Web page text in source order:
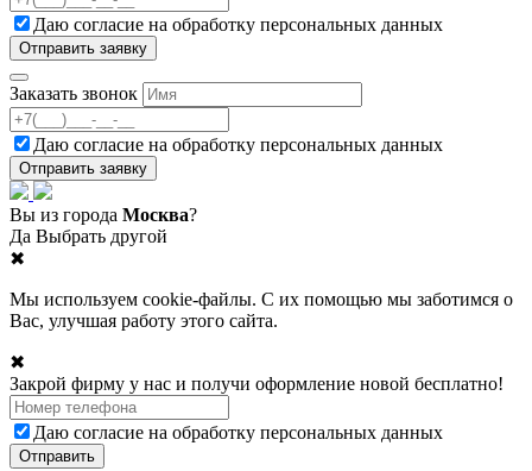
Даю согласие на обработку персональных данных
Заказать звонок
Даю согласие на обработку персональных данных
Вы из города Москва?
Да Выбрать другой
✖
Мы используем cookie-файлы. С их помощью мы заботимся о
Вас, улучшая работу этого сайта.
✖
Закрой фирму у нас и получи оформление новой бесплатно!
Даю согласие на обработку персональных данных